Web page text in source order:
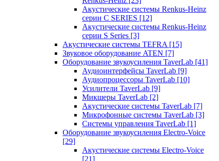
Акустические системы Renkus-Heinz
серии C SERIES [12]
Акустические системы Renkus-Heinz
серии S Series [3]
Акустические системы TEFRA [15]
Звуковое оборудование ATEN [7]
Оборудование звукоусиления TaverLab [41]
Аудиоинтерфейсы TaverLab [9]
Аудиопроцессоры TaverLab [10]
Усилители TaverLab [9]
Микшеры TaverLab [2]
Акустические системы TaverLab [7]
Микрофонные системы TaverLab [3]
Системы управления TaverLab [1]
Оборудование звукоусиления Electro-Voice
[29]
Акустические системы Electro-Voice
[21]